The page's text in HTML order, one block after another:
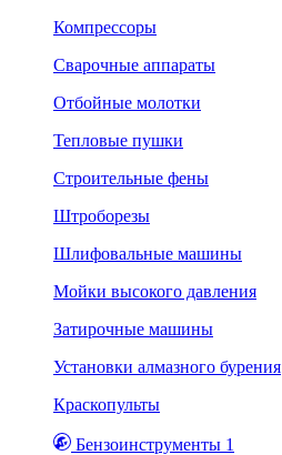
Компрессоры
Сварочные аппараты
Отбойные молотки
Тепловые пушки
Строительные фены
Штроборезы
Шлифовальные машины
Мойки высокого давления
Затирочные машины
Установки алмазного бурения
Краскопульты
Бензоинструменты 1